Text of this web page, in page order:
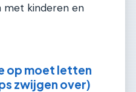
met kinderen en
op moet letten
zwijgen over)